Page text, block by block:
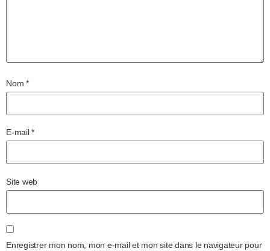
Nom *
E-mail*
Site web
Enregistrer mon nom, mon e-mail et mon site dans le navigateur pour